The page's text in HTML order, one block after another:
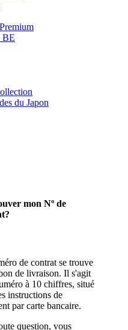
BE
du Japon
mon Nº de
de contrat se trouve
de livraison. Il s'agit
à 10 chiffres, situé
instructions de
par carte bancaire.
question, vous